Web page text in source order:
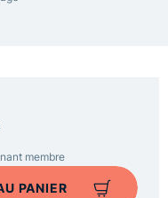
membre
PANIER